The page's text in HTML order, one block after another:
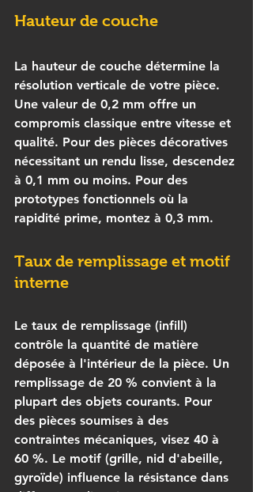
Hauteur de couche
La hauteur de couche détermine la
résolution verticale de votre pièce.
Une valeur de 0,2 mm offre un
compromis classique entre vitesse et
qualité. Pour des pièces décoratives
nécessitant un rendu lisse, descendez
à 0,1 mm ou moins. Pour des
prototypes fonctionnels où la
rapidité prime, montez à 0,3 mm.
Taux de remplissage et motif
interne
Le taux de remplissage (infill)
contrôle la quantité de matière
déposée à l'intérieur de la pièce. Un
remplissage de 20 % convient à la
plupart des objets courants. Pour
des pièces soumises à des
contraintes mécaniques, visez 40 à
60 %. Le motif (grille, nid d'abeille,
gyroïde) influence la résistance dans